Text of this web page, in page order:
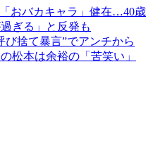
おバカキャラ」健在…40歳
ぎる」と反発も
び捨て暴言”でアンチから
松本は余裕の「苦笑い」